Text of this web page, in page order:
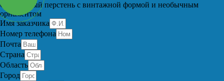
Серебряный перстень с винтажной формой и необычным
орнаментом
Имя заказчика
Номер телефона
Почта
Страна
Область
Город